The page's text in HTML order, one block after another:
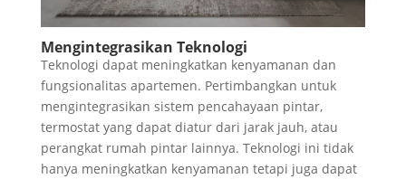
Mengintegrasikan Teknologi
Teknologi dapat meningkatkan kenyamanan dan
fungsionalitas apartemen. Pertimbangkan untuk
mengintegrasikan sistem pencahayaan pintar,
termostat yang dapat diatur dari jarak jauh, atau
perangkat rumah pintar lainnya. Teknologi ini tidak
hanya meningkatkan kenyamanan tetapi juga dapat